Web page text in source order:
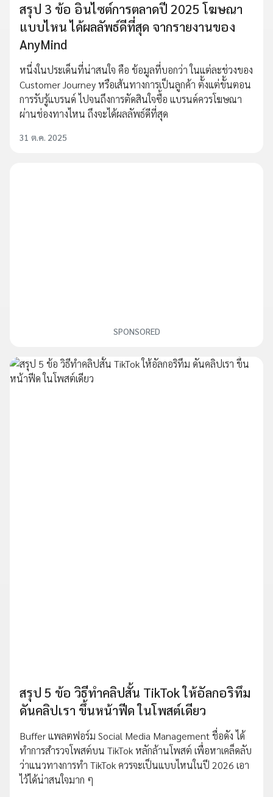
สรุป 3 ข้อ อินไซต์การตลาดปี 2025 โฆษณา
แบบไหน ได้ผลลัพธ์ดีที่สุด จากรายงานของ
AnyMind
หนึ่งในประเด็นที่น่าสนใจ คือ ข้อมูลที่บอกว่า ในแต่ละช่วงของ
Customer Journey หรือเส้นทางการเป็นลูกค้า ตั้งแต่ขั้นตอน
การรับรู้แบรนด์ ไปจนถึงการตัดสินใจซื้อ แบรนด์ควรโฆษณา
ผ่านช่องทางไหน ถึงจะได้ผลลัพธ์ดีที่สุด
31 ต.ค. 2025
SPONSORED
สรุป 5 ข้อ วิธีทำคลิปสั้น TikTok ให้อัลกอริทึม
ดันคลิปเรา ขึ้นหน้าฟีด ในโพสต์เดียว
Buffer แพลตฟอร์ม Social Media Management ชื่อดัง ได้
ทำการสำรวจโพสต์บน TikTok หลักล้านโพสต์ เพื่อหาเคล็ดลับ
ว่าแนวทางการทำ TikTok ควรจะเป็นแบบไหนในปี 2026 เอา
ไว้ได้น่าสนใจมาก ๆ